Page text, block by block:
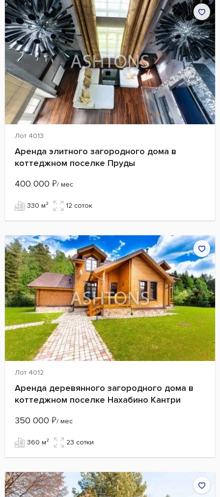
Лот 4013
Аренда элитного загородного дома в
коттеджном поселке Пруды
400 000 ₽/ мес
330 м² 12 cоток
Лот 4012
Аренда деревянного загородного дома в
коттеджном поселке Нахабино Кантри
350 000 ₽/ мес
360 м² 23 сотки